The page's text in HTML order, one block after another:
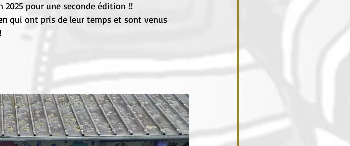
pour une seconde édition !!
qui ont pris de leur temps et sont venus